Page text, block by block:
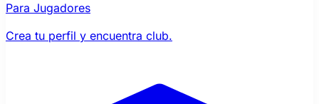
Para Jugadores
Crea tu perfil y encuentra club.